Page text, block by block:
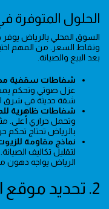
الحلول المتوفرة
السوق المحلي بالرياض
ونقاط السعر. من المهم
بعد البيع والصيانة.
شفاطات سقفية
عزل صوتي وتحكم
شقة حديثة في شرق
شفاطات ظاهرية
وتحمل حراري أعلى.
بالرياض تحتاج تحكم حراري قوي {3-
نماذج مقاومة
لتقليل تكاليف
الرياض يواجه دهون
2. تحديد موقع التثبيت وقياس الفتحة